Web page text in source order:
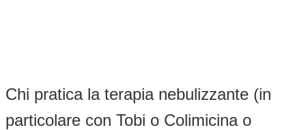
Chi pratica la terapia nebulizzante (in
particolare con Tobi o Colimicina o